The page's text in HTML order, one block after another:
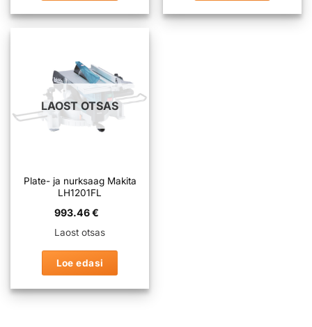
LAOST OTSAS
Plate- ja nurksaag Makita
LH1201FL
993.46€
Laost otsas
Loe edasi